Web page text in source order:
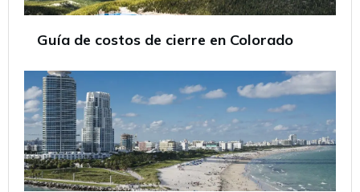
Guía de costos de cierre en Colorado